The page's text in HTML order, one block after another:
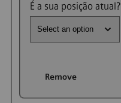
É a sua posição atual?
Remove